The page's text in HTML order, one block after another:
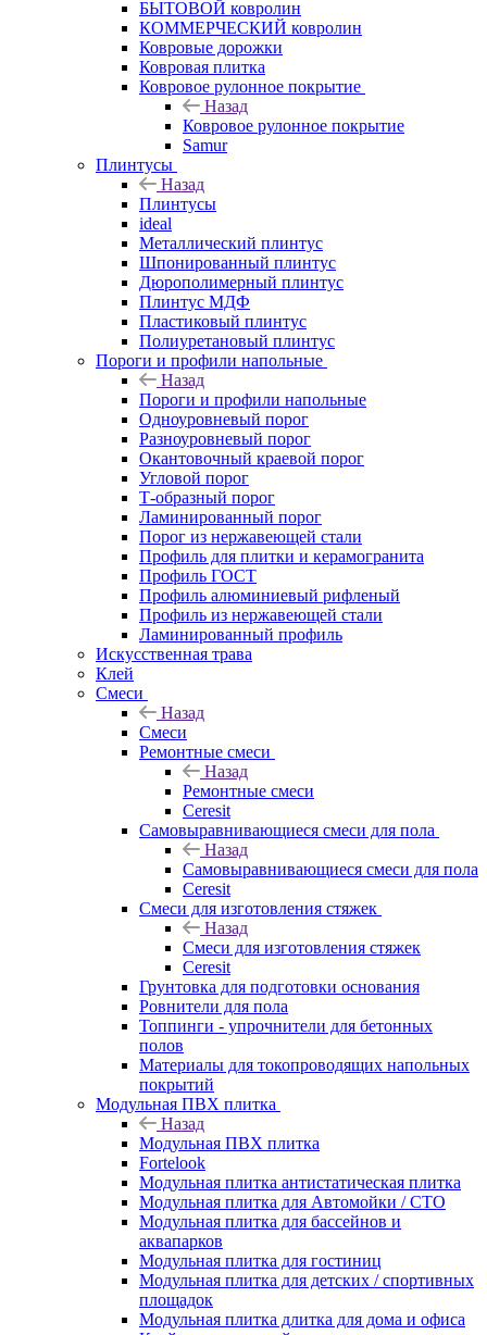
БЫТОВОЙ ковролин
КОММЕРЧЕСКИЙ ковролин
Ковровые дорожки
Ковровая плитка
Ковровое рулонное покрытие
Назад
Ковровое рулонное покрытие
Samur
Плинтусы
Назад
Плинтусы
ideal
Металлический плинтус
Шпонированный плинтус
Дюрополимерный плинтус
Плинтус МДФ
Пластиковый плинтус
Полиуретановый плинтус
Пороги и профили напольные
Назад
Пороги и профили напольные
Одноуровневый порог
Разноуровневый порог
Окантовочный краевой порог
Угловой порог
Т-образный порог
Ламинированный порог
Порог из нержавеющей стали
Профиль для плитки и керамогранита
Профиль ГОСТ
Профиль алюминиевый рифленый
Профиль из нержавеющей стали
Ламинированный профиль
Искусственная трава
Клей
Смеси
Назад
Смеси
Ремонтные смеси
Назад
Ремонтные смеси
Ceresit
Самовыравнивающиеся смеси для пола
Назад
Самовыравнивающиеся смеси для пола
Ceresit
Смеси для изготовления стяжек
Назад
Смеси для изготовления стяжек
Ceresit
Грунтовка для подготовки основания
Ровнители для пола
Топпинги - упрочнители для бетонных
полов
Материалы для токопроводящих напольных
покрытий
Модульная ПВХ плитка
Назад
Модульная ПВХ плитка
Fortelook
Модульная плитка антистатическая плитка
Модульная плитка для Автомойки / СТО
Модульная плитка для бассейнов и
аквапарков
Модульная плитка для гостиниц
Модульная плитка для детских / спортивных
площадок
Модульная плитка длитка для дома и офиса